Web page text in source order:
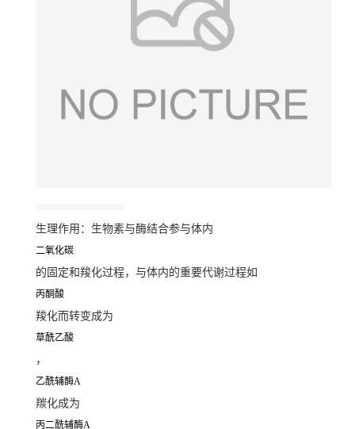
生理作用：生物素与酶结合参与体内
二氧化碳
的固定和羧化过程，与体内的重要代谢过程如
丙酮酸
羧化而转变成为
草酰乙酸
，
乙酰辅酶A
羰化成为
丙二酰辅酶A